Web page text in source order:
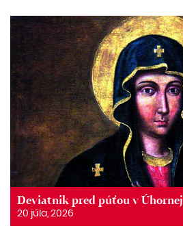
Deviatnik pred púťou v Úhornej
20 júla, 2026